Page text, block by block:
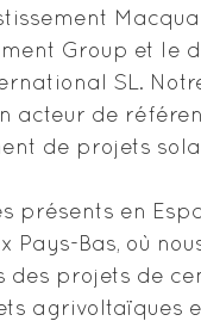
Group et le
SL.
acteur de
de projets
présents en
Pays-Bas, où
des projets de
agrivoltaïques